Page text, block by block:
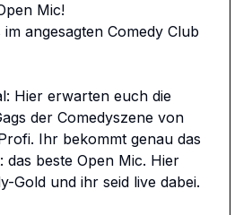
Mic!
angesagten Comedy Club
Hier erwarten euch die
der Comedyszene von
Ihr bekommt genau das
das beste Open Mic. Hier
Gold und ihr seid live dabei.